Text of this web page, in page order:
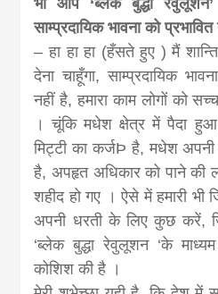
साम्प्रदायिक भावना को
– हा हा हा (हँसते हुए ) मैं
देना चाहूँगा, साम्प्रदायिक
नहीं है, हमारा काम लोगों को
। चूंकि मधेश क्षेत्र में पैदा
मिट्टी का कर्जÞ है, मधेश
है, अपहृत अधिकार को पाने की
शहीद हो गए । ऐसे में हमारी भी
अपनी धरती के लिए कुछ करें,
‘ब्लेक बुद्धा रेवुलूशन ‘के
कोशिश की है ।